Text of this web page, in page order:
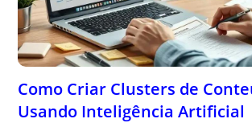
Como Criar Clusters de
Usando Inteligência Artificial